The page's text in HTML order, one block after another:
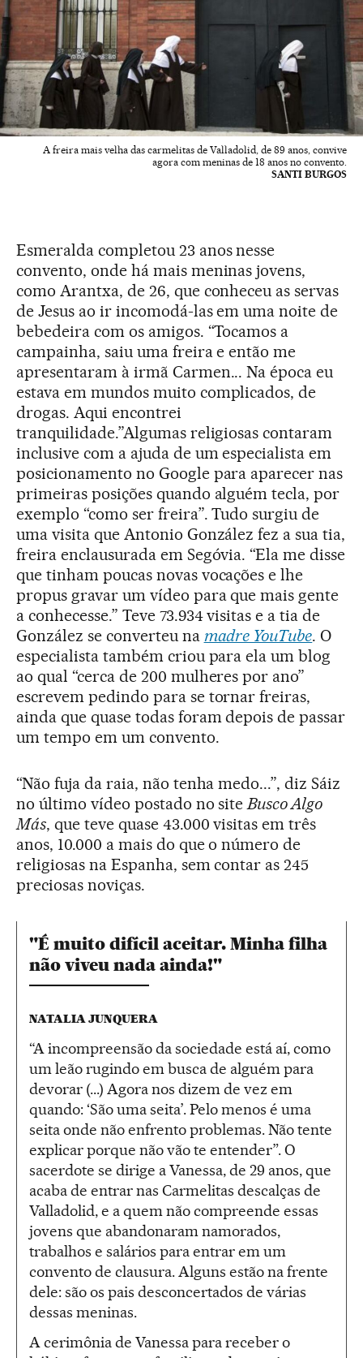
A freira mais velha das carmelitas de Valladolid, de 89 anos, convive
agora com meninas de 18 anos no convento.
SANTI BURGOS
Esmeralda completou 23 anos nesse
convento, onde há mais meninas jovens,
como Arantxa, de 26, que conheceu as servas
de Jesus ao ir incomodá-las em uma noite de
bebedeira com os amigos. “Tocamos a
campainha, saiu uma freira e então me
apresentaram à irmã Carmen... Na época eu
estava em mundos muito complicados, de
drogas. Aqui encontrei
tranquilidade.”Algumas religiosas contaram
inclusive com a ajuda de um especialista em
posicionamento no Google para aparecer nas
primeiras posições quando alguém tecla, por
exemplo “como ser freira”. Tudo surgiu de
uma visita que Antonio González fez a sua tia,
freira enclausurada em Segóvia. “Ela me disse
que tinham poucas novas vocações e lhe
propus gravar um vídeo para que mais gente
a conhecesse.” Teve 73.934 visitas e a tia de
González se converteu na madre YouTube. O
especialista também criou para ela um blog
ao qual “cerca de 200 mulheres por ano”
escrevem pedindo para se tornar freiras,
ainda que quase todas foram depois de passar
um tempo em um convento.
“Não fuja da raia, não tenha medo...”, diz Sáiz
no último vídeo postado no siteBusco Algo
Más, que teve quase 43.000 visitas em três
anos, 10.000 a mais do que o número de
religiosas na Espanha, sem contar as 245
preciosas noviças.
"É muito difícil aceitar. Minha filha
não viveu nada ainda!"
NATALIA JUNQUERA
“A incompreensão da sociedade está aí, como
um leão rugindo em busca de alguém para
devorar (...) Agora nos dizem de vez em
quando: ‘São uma seita’. Pelo menos é uma
seita onde não enfrento problemas. Não tente
explicar porque não vão te entender”. O
sacerdote se dirige a Vanessa, de 29 anos, que
acaba de entrar nas Carmelitas descalças de
Valladolid, e a quem não compreende essas
jovens que abandonaram namorados,
trabalhos e salários para entrar em um
convento de clausura. Alguns estão na frente
dele: são os pais desconcertados de várias
dessas meninas.
A cerimônia de Vanessa para receber o